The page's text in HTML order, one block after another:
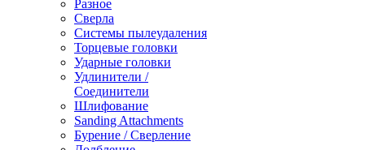
Разное
Сверла
Системы пылеудаления
Торцевые головки
Ударные головки
Удлинители /
Соединители
Шлифование
Sanding Attachments
Бурение / Сверление